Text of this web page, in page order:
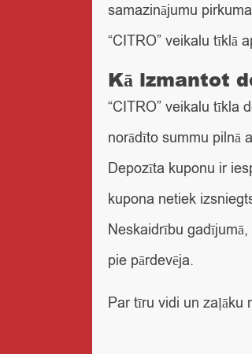
samazinājumu
“CITRO” veikalu tīklā
Kā izmantot
“CITRO” veikalu tīkla
norādīto summu pilnā
Depozīta kuponu ir
kupona netiek
Neskaidrību
pie pārdevēja.
Par tīru vidi un zaļāku